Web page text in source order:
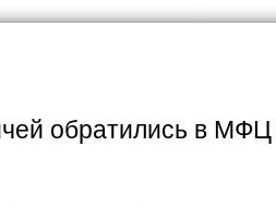
обратились в